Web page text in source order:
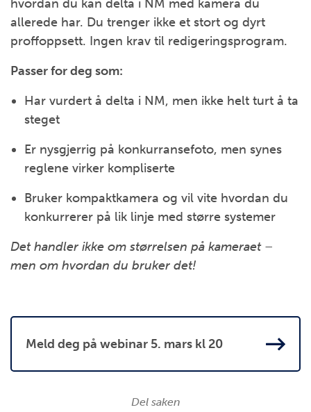
hvordan du kan delta i NM med kamera du
allerede har. Du trenger ikke et stort og dyrt
proffoppsett. Ingen krav til redigeringsprogram.
Passer for deg som:
Har vurdert å delta i NM, men ikke helt turt å ta
steget
Er nysgjerrig på konkurransefoto, men synes
reglene virker kompliserte
Bruker kompaktkamera og vil vite hvordan du
konkurrerer på lik linje med større systemer
Det handler ikke om størrelsen på kameraet –
men om hvordan du bruker det!
Meld deg på webinar 5. mars kl 20
Del saken